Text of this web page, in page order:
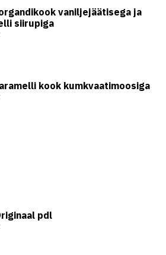
vaniljejäätisega ja
siirupiga
kook kumkvaatimoosiga
pdl